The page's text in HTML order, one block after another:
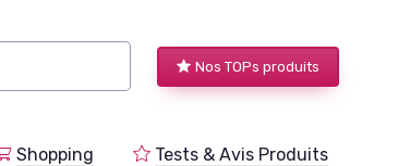
Nos TOPs produits
Shopping Tests & Avis Produits